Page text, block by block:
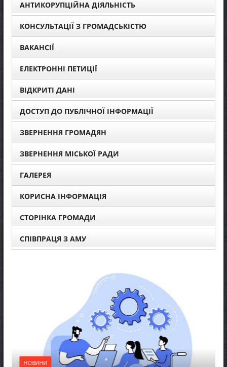
АНТИКОРУПЦІЙНА ДІЯЛЬНІСТЬ
КОНСУЛЬТАЦІЇ З ГРОМАДСЬКІСТЮ
ВАКАНСІЇ
ЕЛЕКТРОННІ ПЕТИЦІЇ
ВІДКРИТІ ДАНІ
ДОСТУП ДО ПУБЛІЧНОЇ ІНФОРМАЦІЇ
ЗВЕРНЕННЯ ГРОМАДЯН
ЗВЕРНЕННЯ МІСЬКОЇ РАДИ
ГАЛЕРЕЯ
КОРИСНА ІНФОРМАЦІЯ
СТОРІНКА ГРОМАДИ
СПІВПРАЦЯ З АМУ
НОВИНИ